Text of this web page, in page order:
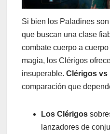
Si bien los Paladines
que buscan una clase
combate cuerpo a
magia, los Clérigos
insuperable. Clérigos vs
comparación que
Los Clérigos
lanzadores de